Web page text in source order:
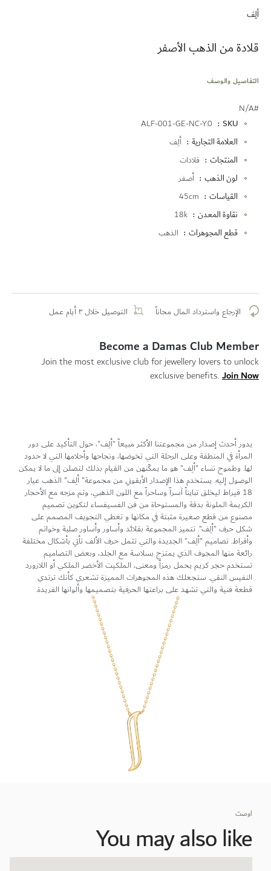
إلى
بداية
الصور
ألِف
قلادة من الذهب الأصفر
التفاصيل والوصف
#N/A
المزيد
المعلومات
SKU
ALF-001-GE-NC-Y.0
العلامة التجارية
ألِف
المنتجات
قلادات
لون الذهب
أصفر
القياسات
45cm
نقاوة المعدن
18k
قطع المجوهرات
الذهب
الإرجاع واسترداد المال مجاناً التوصيل خلال ٣ أيام عمل
Become a Damas Club Member
Join the most exclusive club for jewellery lovers to unlock
exclusive benefits. Join Now
يدور أحدث إصدار من مجموعتنا الأكثر مبيعاً "ألِف"، حول التأكيد على دور
المرأة في المنطقة وعلى الرحلة التي تخوضها، ونجاحها وأحلامها التي لا حدود
لها. وطموح نساء "ألِف" هو ما يمكّنهن من القيام بذلك لتصلن إلى ما لا يمكن
الوصول إليه. يستخدم هذا الإصدار الأيقوني من مجموعة" ألِف" الذهب عيار
18 قيراط ليخلق تبايناً آسراً وساحراً مع اللون الذهبي، وتم مزجه مع الأحجار
الكريمة الملونة بدقة والمستوحاة من فن الفسيفساء لتكوين تصميم
مصنوع من قطع صغيرة مثبتة في مكانها و تغطي التجويف المصمم على
شكل حرف "ألِف". تتميز المجموعة بقلائد وأساور وأساور صلبة وخواتم
وأقراط. تصاميم "ألِف" الجديدة والتي تثمل حرف الألف تأتي بأشكال مختلفة
رائعة منها المجوف الذي يمتزج بسلاسة مع الجلد، وبعض التصاميم
تستخدم حجر كريم يحمل رمزاً ومعنى، الملكيت الأخضر الملكي أو اللازورد
النفيس النقي. ستجعلك هذه المجوهرات المميزة تشعري كأنك ترتدي
قطعة فنية والتي تشهد على براعتها الحرفية بتصميمها وألوانها الفريدة.
اوصت
You may also like